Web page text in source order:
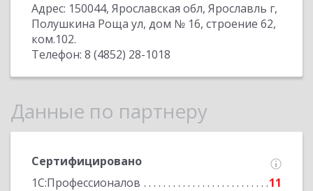
Адрес: 150044, Ярославская обл, Ярославль г,
Полушкина Роща ул, дом № 16, строение 62,
ком.102.
Телефон: 8 (4852) 28-1018
Данные по партнеру
Сертифицировано
1С:Профессионалов
11